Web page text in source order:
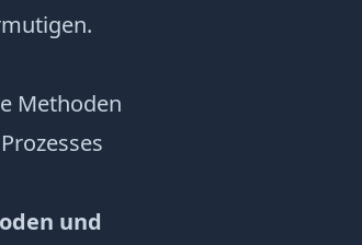
Methoden
und